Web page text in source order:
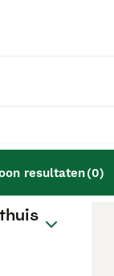
resultaten(0)